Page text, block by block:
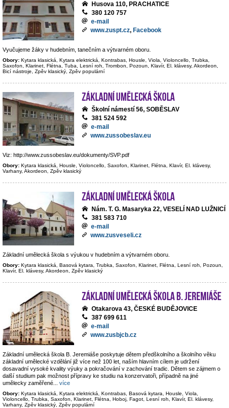
Husova 110, PRACHATICE
380 120 757
e-mail
www.zuspt.cz, Facebook
Vyučujeme žáky v hudebním, tanečním a výtvarném oboru.
Obory: Kytara klasická, Kytara elektrická, Kontrabas, Housle, Viola, Violoncello, Trubka,
Saxofon, Klarinet, Flétna, Tuba, Lesní roh, Trombon, Pozoun, Klavír, El. klávesy, Akordeon,
Bicí nástroje, Zpěv klasický, Zpěv populární
Základní umělecká škola
Školní námestí 56, SOBĚSLAV
381 524 592
e-mail
www.zussobeslav.eu
Viz: http://www.zussobeslav.eu/dokumenty/SVP.pdf
Obory: Kytara klasická, Housle, Violoncello, Saxofon, Klarinet, Flétna, Klavír, El. klávesy,
Varhany, Akordeon, Zpěv klasický
Základní umělecká škola
Nám. T. G. Masaryka 22, VESELÍ NAD LUŽNICÍ
381 583 710
e-mail
www.zusveseli.cz
Základní umělecká škola s výukou v hudebním a výtvarném oboru.
Obory: Kytara klasická, Basová kytara, Trubka, Saxofon, Klarinet, Flétna, Lesní roh, Pozoun,
Klavír, El. klávesy, Akordeon, Zpěv klasický
Základní umělecká škola B. Jeremiáše
Otakarova 43, ČESKÉ BUDĚJOVICE
387 699 611
e-mail
www.zusbjcb.cz
Základní umělecká škola B. Jeremiáše poskytuje dětem předškolního a školního věku
základní umělecké vzdělání již více než 100 let, naším hlavním cílem je udržení
dosavadní vysoké kvality výuky a pokračování v zachování tradic. Dětem se zájmem o
další studium pak možnost přípravy ke studiu na konzervatoři, případně na jiné
umělecky zaměřené
více
Obory: Kytara klasická, Kytara elektrická, Kontrabas, Basová kytara, Housle, Viola,
Violoncello, Trubka, Saxofon, Klarinet, Flétna, Hoboj, Fagot, Lesní roh, Klavír, El. klávesy,
Varhany, Zpěv klasický, Zpěv populární